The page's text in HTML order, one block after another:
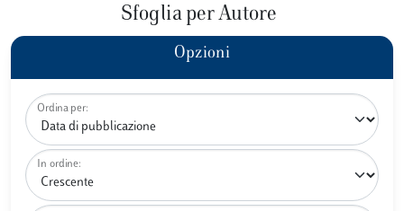
Sfoglia per Autore
Opzioni
Ordina per:
In ordine: